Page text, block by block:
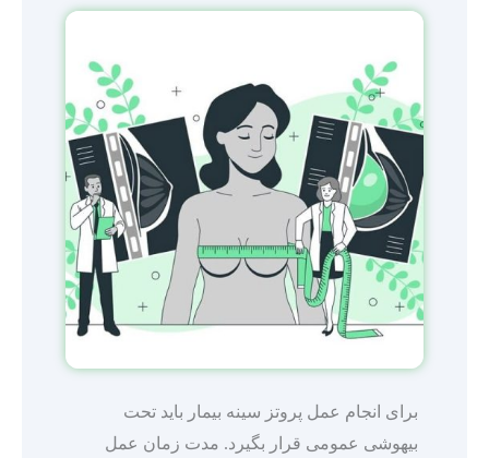
برای انجام عمل پروتز سینه بیمار باید تحت
بیهوشی عمومی قرار بگیرد. مدت زمان عمل